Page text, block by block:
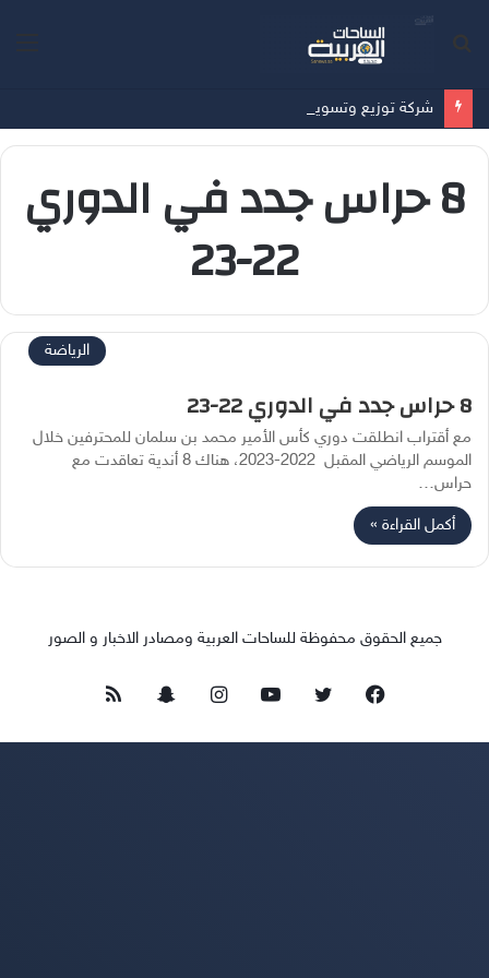
8 حراس جدد في الدوري
22-23
الرياضة
8 حراس جدد في الدوري 22-23
مع أقتراب انطلقت دوري كأس الأمير محمد بن سلمان للمحترفين خلال
الموسم الرياضي المقبل 2022-2023، هناك 8 أندية تعاقدت مع
حراس…
أكمل القراءة »
جميع الحقوق محفوظة للساحات العربية ومصادر الاخبار و الصور
فيسبوك تويتر يوتيوبانستقرامسناب
تشات
ملخص
الموقع